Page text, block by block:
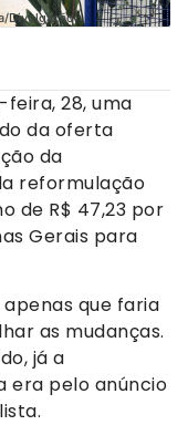
Divulgação)
28, uma
da oferta
da
reformulação
de R$ 47,23 por
Gerais para
que faria
as mudanças.
já a
era pelo anúncio